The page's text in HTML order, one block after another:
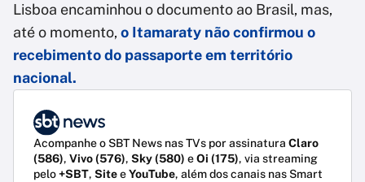
Lisboa encaminhou o documento ao Brasil, mas,
até o momento, o Itamaraty não confirmou o
recebimento do passaporte em território
nacional.
Acompanhe o SBT News nas TVs por assinatura Claro
(586), Vivo (576), Sky (580) eOi (175), via streaming
pelo+SBT, SiteeYouTube, além dos canais nas Smart